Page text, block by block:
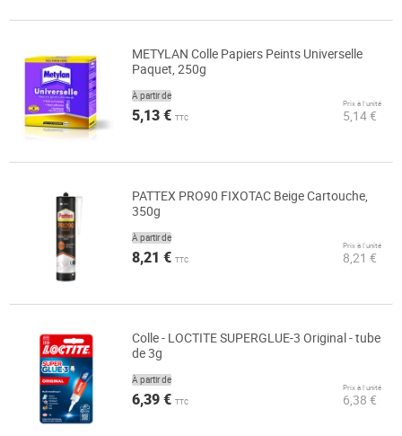
METYLAN Colle Papiers Peints Universelle
Paquet, 250g
À partir de
5,13 € TTC
Prix à l’unité
5,14 €
PATTEX PRO90 FIXOTAC Beige Cartouche,
350g
À partir de
8,21 € TTC
Prix à l’unité
8,21 €
Colle - LOCTITE SUPERGLUE-3 Original - tube
de 3g
À partir de
6,39 € TTC
Prix à l’unité
6,38 €